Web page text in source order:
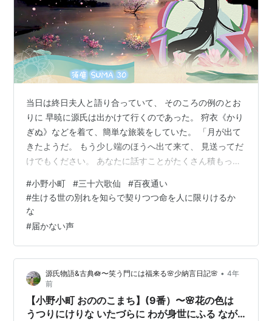
当日は終日夫人と語り合っていて、 そのころの例のとお
りに 早暁に源氏は出かけて行くのであった。 狩衣《かり
ぎぬ》などを着て、簡単な旅装をしていた。 「月が出て
きたようだ。 もう少し端のほうへ出て来て、 見送ってだ
けでもください。 あなたに話すことがたくさん積もった
ほかにいても話がたまり過ぎる苦しい私なのだ」 と言っ
て、 御簾《みす》を巻き上げて、 縁側に近く女王を誘う
と、 泣き沈んでいた夫人はためらいながら膝行《いざ》
って出た。 月の光のさすところに非常に美しく女王はす
わっていた。 自分が旅中に死んでしまえばこの人は どん
#小野小町 #三十六歌仙 #百夜通い
#生ける世の別れを知らで契りつつ命を人に限りけるか
な
#届かない声
源氏物語&古典🪷〜笑う門には福来る🌸少納言日記🌸 • 4年
前
【小野小町 おののこまち】(9番）〜🌸花の色は
うつりにけりな いたづらに わが身世にふる なが